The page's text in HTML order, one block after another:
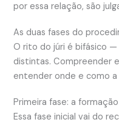
por essa relação, são
As duas fases do
O rito do júri é bifásico
distintas. Compreender
entender onde e como
Primeira fase: a
Essa fase inicial vai do